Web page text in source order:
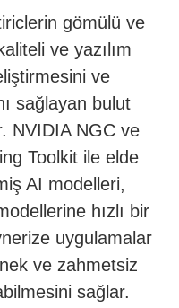
gömülü ve
ve yazılım
ve
sağlayan bulut
NVIDIA NGC ve
Toolkit ile elde
AI modelleri,
hızlı bir
uygulamalar
ve zahmetsiz
sağlar.